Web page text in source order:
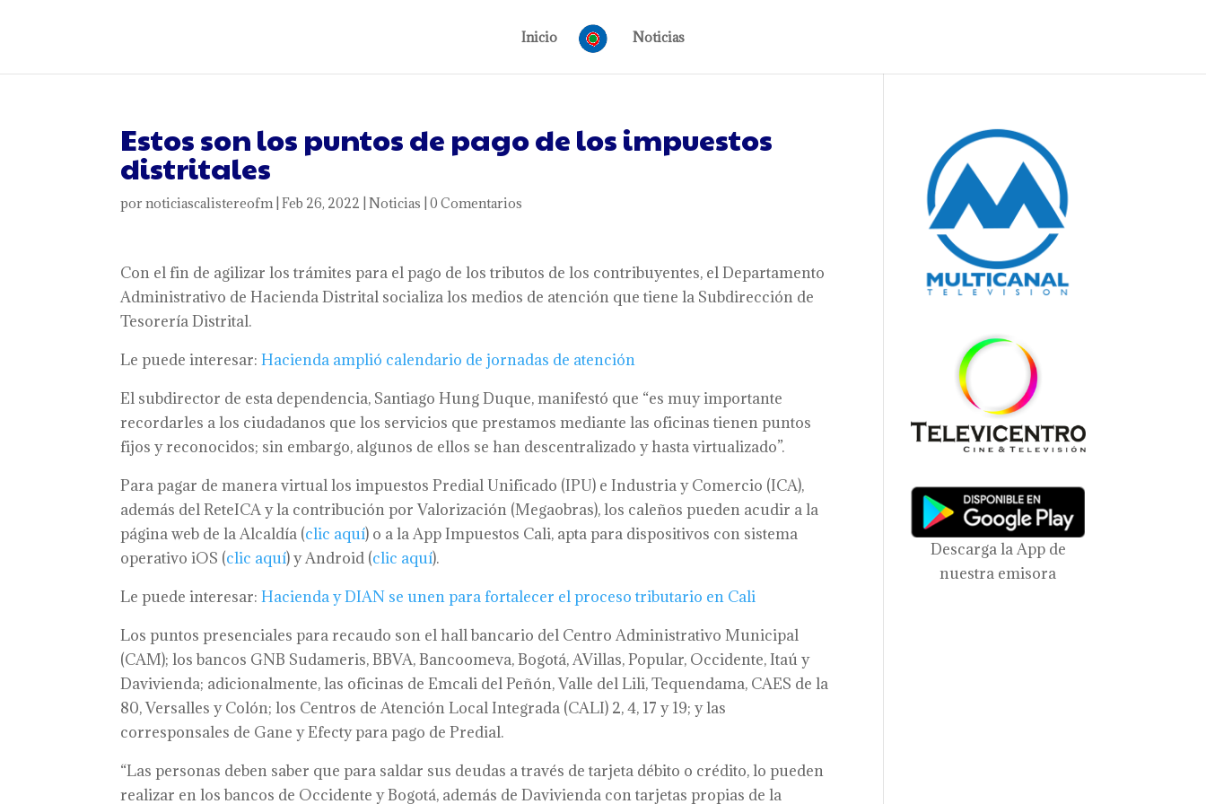
Inicio Noticias
Estos son los puntos de pago de los impuestos
distritales
pornoticiascalistereofm|Feb 26, 2022 |Noticias |0 Comentarios
Con el fin de agilizar los trámites para el pago de los tributos de los contribuyentes, el Departamento
Administrativo de Hacienda Distrital socializa los medios de atención que tiene la Subdirección de
Tesorería Distrital.
Le puede interesar:Hacienda amplió calendario de jornadas de atención
El subdirector de esta dependencia, Santiago Hung Duque, manifestó que “es muy importante
recordarles a los ciudadanos que los servicios que prestamos mediante las oficinas tienen puntos
fijos y reconocidos; sin embargo, algunos de ellos se han descentralizado y hasta virtualizado”.
Para pagar de manera virtual los impuestos Predial Unificado (IPU) e Industria y Comercio (ICA),
además del ReteICA y la contribución por Valorización (Megaobras), los caleños pueden acudir a la
página web de la Alcaldía (clic aquí) o a la App Impuestos Cali, apta para dispositivos con sistema
operativo iOS (clic aquí) y Android (clic aquí).
Le puede interesar:Hacienda y DIAN se unen para fortalecer el proceso tributario en Cali
Los puntos presenciales para recaudo son el hall bancario del Centro Administrativo Municipal
(CAM); los bancos GNB Sudameris, BBVA, Bancoomeva, Bogotá, AVillas, Popular, Occidente, Itaú y
Davivienda; adicionalmente, las oficinas de Emcali del Peñón, Valle del Lili, Tequendama, CAES de la
80, Versalles y Colón; los Centros de Atención Local Integrada (CALI) 2, 4, 17 y 19; y las
corresponsales de Gane y Efecty para pago de Predial.
“Las personas deben saber que para saldar sus deudas a través de tarjeta débito o crédito, lo pueden
realizar en los bancos de Occidente y Bogotá, además de Davivienda con tarjetas propias de la
Descarga la App de
nuestra emisora